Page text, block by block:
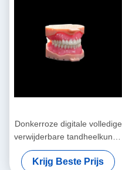
Donkerroze digitale volledige
verwijderbare tandheelkunde
verwijderbare gedeeltelijke
prothese
Krijg Beste Prijs